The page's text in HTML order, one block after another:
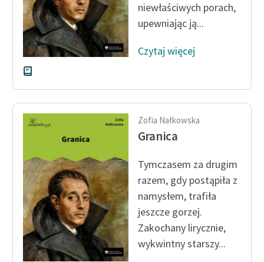
Zasady wykorzystania
Wolnych Lektur
Logotypy
Materiały promocyjne
Polityka prywatności
Regulamin biblioteki
Dane fundacji i
sprawozdania finansowe
Regulamin darowizn
Informacja o treściach
wrażliwych
Deklaracja dostępności
niewłaściwych porach,
upewniając ją...
Czytaj więcej
Zofia Nałkowska
Granica
Tymczasem za drugim
razem, gdy postąpiła z
namysłem, trafiła
jeszcze gorzej.
Zakochany lirycznie,
wykwintny starszy...